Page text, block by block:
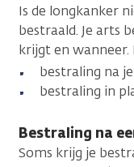
Is de longkanker
bestraald. Je arts
krijgt en wanneer.
bestraling na
bestraling in
Bestraling na
Soms krijg je